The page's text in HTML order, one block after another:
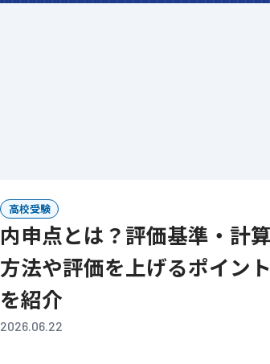
高校受験
内申点とは？評価基準・計算
方法や評価を上げるポイント
を紹介
2026.06.22